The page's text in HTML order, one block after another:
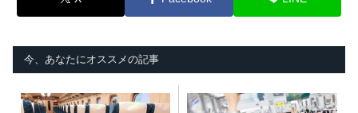
今、あなたにオススメの記事